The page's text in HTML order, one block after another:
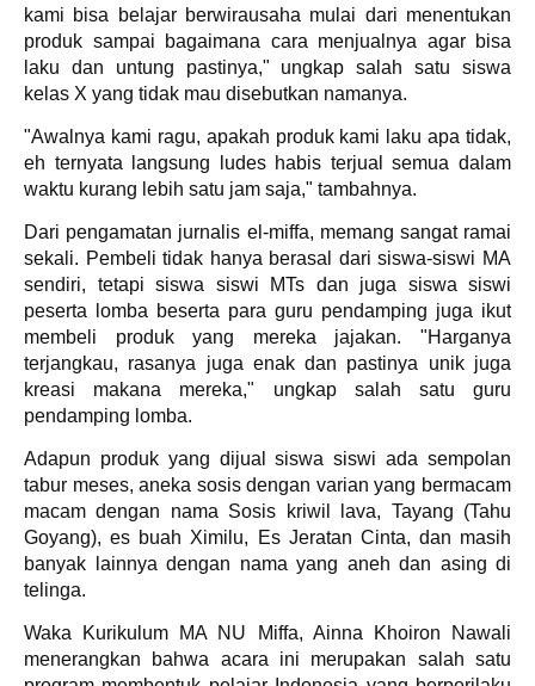
kami bisa belajar berwirausaha mulai dari menentukan
produk sampai bagaimana cara menjualnya agar bisa
laku dan untung pastinya," ungkap salah satu siswa
kelas X yang tidak mau disebutkan namanya.
"Awalnya kami ragu, apakah produk kami laku apa tidak,
eh ternyata langsung ludes habis terjual semua dalam
waktu kurang lebih satu jam saja," tambahnya.
Dari pengamatan jurnalis el-miffa, memang sangat ramai
sekali. Pembeli tidak hanya berasal dari siswa-siswi MA
sendiri, tetapi siswa siswi MTs dan juga siswa siswi
peserta lomba beserta para guru pendamping juga ikut
membeli produk yang mereka jajakan. "Harganya
terjangkau, rasanya juga enak dan pastinya unik juga
kreasi makana mereka," ungkap salah satu guru
pendamping lomba.
Adapun produk yang dijual siswa siswi ada sempolan
tabur meses, aneka sosis dengan varian yang bermacam
macam dengan nama Sosis kriwil lava, Tayang (Tahu
Goyang), es buah Ximilu, Es Jeratan Cinta, dan masih
banyak lainnya dengan nama yang aneh dan asing di
telinga.
Waka Kurikulum MA NU Miffa, Ainna Khoiron Nawali
menerangkan bahwa acara ini merupakan salah satu